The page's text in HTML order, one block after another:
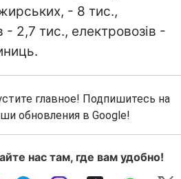
- 8 тис.,
- 2,7 тис., електровозів -
главное! Подпишитесь на
обновления в Google!
нас там, где вам удобно!